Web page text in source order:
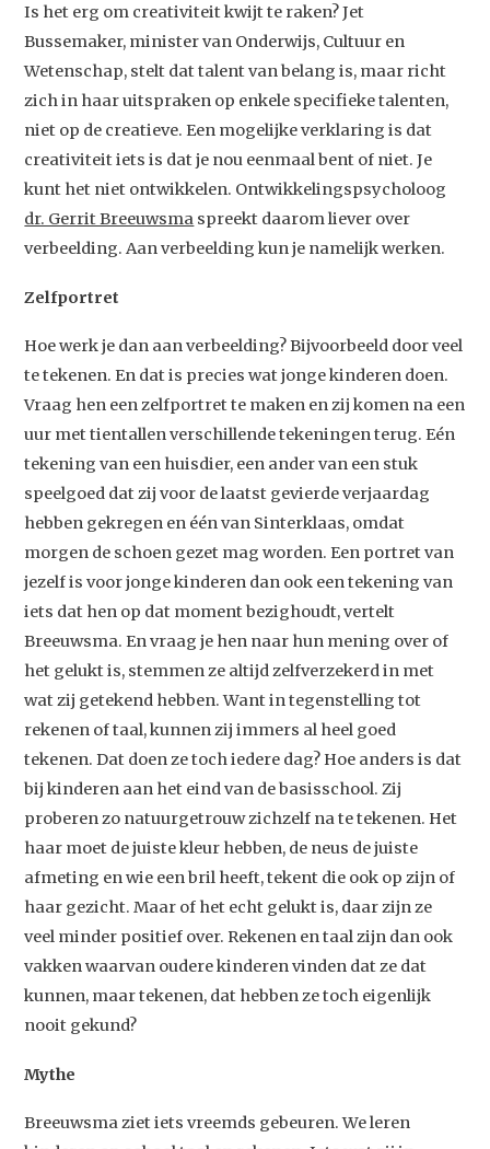
Is het erg om creativiteit kwijt te raken? Jet
Bussemaker, minister van Onderwijs, Cultuur en
Wetenschap, stelt dat talent van belang is, maar richt
zich in haar uitspraken op enkele specifieke talenten,
niet op de creatieve. Een mogelijke verklaring is dat
creativiteit iets is dat je nou eenmaal bent of niet. Je
kunt het niet ontwikkelen. Ontwikkelingspsycholoog
dr. Gerrit Breeuwsma spreekt daarom liever over
verbeelding. Aan verbeelding kun je namelijk werken.
Zelfportret
Hoe werk je dan aan verbeelding? Bijvoorbeeld door veel
te tekenen. En dat is precies wat jonge kinderen doen.
Vraag hen een zelfportret te maken en zij komen na een
uur met tientallen verschillende tekeningen terug. Eén
tekening van een huisdier, een ander van een stuk
speelgoed dat zij voor de laatst gevierde verjaardag
hebben gekregen en één van Sinterklaas, omdat
morgen de schoen gezet mag worden. Een portret van
jezelf is voor jonge kinderen dan ook een tekening van
iets dat hen op dat moment bezighoudt, vertelt
Breeuwsma. En vraag je hen naar hun mening over of
het gelukt is, stemmen ze altijd zelfverzekerd in met
wat zij getekend hebben. Want in tegenstelling tot
rekenen of taal, kunnen zij immers al heel goed
tekenen. Dat doen ze toch iedere dag? Hoe anders is dat
bij kinderen aan het eind van de basisschool. Zij
proberen zo natuurgetrouw zichzelf na te tekenen. Het
haar moet de juiste kleur hebben, de neus de juiste
afmeting en wie een bril heeft, tekent die ook op zijn of
haar gezicht. Maar of het echt gelukt is, daar zijn ze
veel minder positief over. Rekenen en taal zijn dan ook
vakken waarvan oudere kinderen vinden dat ze dat
kunnen, maar tekenen, dat hebben ze toch eigenlijk
nooit gekund?
Mythe
Breeuwsma ziet iets vreemds gebeuren. We leren